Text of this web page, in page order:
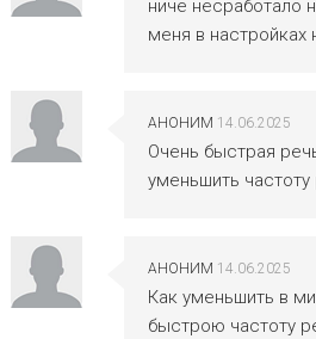
ниче несработало
меня в настройках
АНОНИМ 14.06.2025
Очень быстрая
уменьшить частоту
АНОНИМ 14.06.2025
Как уменьшить в
быстрою частоту